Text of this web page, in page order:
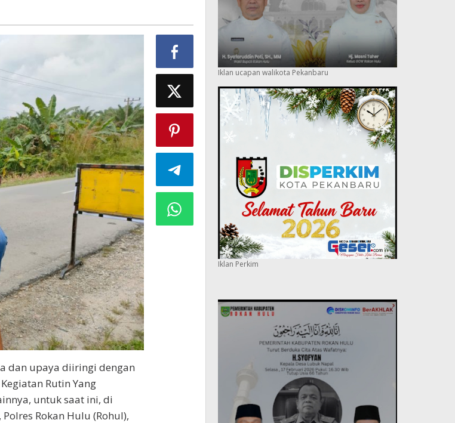
dan upaya diiringi dengan
Rutin Yang
untuk saat ini, di
Rokan Hulu (Rohul),
Iklan ucapan walikota Pekanbaru
Iklan Perkim